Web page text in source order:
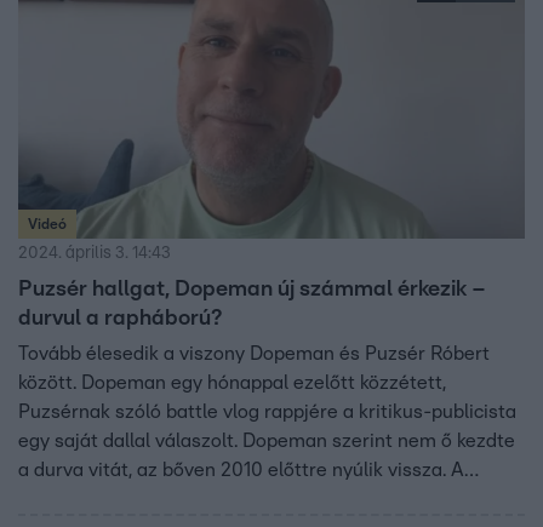
Videó
2024. április 3. 14:43
Puzsér hallgat, Dopeman új számmal érkezik –
durvul a rapháború?
Tovább élesedik a viszony Dopeman és Puzsér Róbert
között. Dopeman egy hónappal ezelőtt közzétett,
Puzsérnak szóló battle vlog rappjére a kritikus-publicista
egy saját dallal válaszolt. Dopeman szerint nem ő kezdte
a durva vitát, az bőven 2010 előttre nyúlik vissza. A